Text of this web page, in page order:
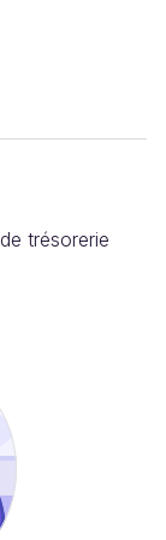
trésorerie